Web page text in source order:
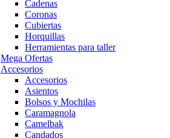
Cadenas
Coronas
Cubiertas
Horquillas
Herramientas para taller
Mega Ofertas
Accesorios
Accesorios
Asientos
Bolsos y Mochilas
Caramagnola
Camelbak
Candados